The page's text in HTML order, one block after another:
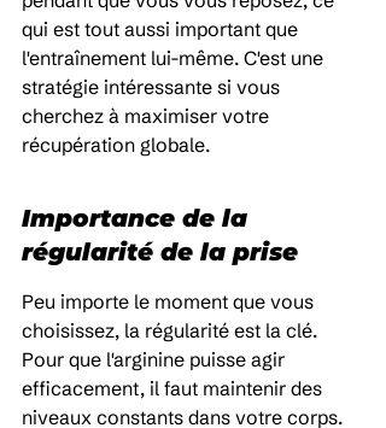
qui est tout aussi important que
l'entraînement lui-même. C'est une
stratégie intéressante si vous
cherchez à maximiser votre
récupération globale.
Importance de la
régularité de la prise
Peu importe le moment que vous
choisissez, la régularité est la clé.
Pour que l'arginine puisse agir
efficacement, il faut maintenir des
niveaux constants dans votre corps.